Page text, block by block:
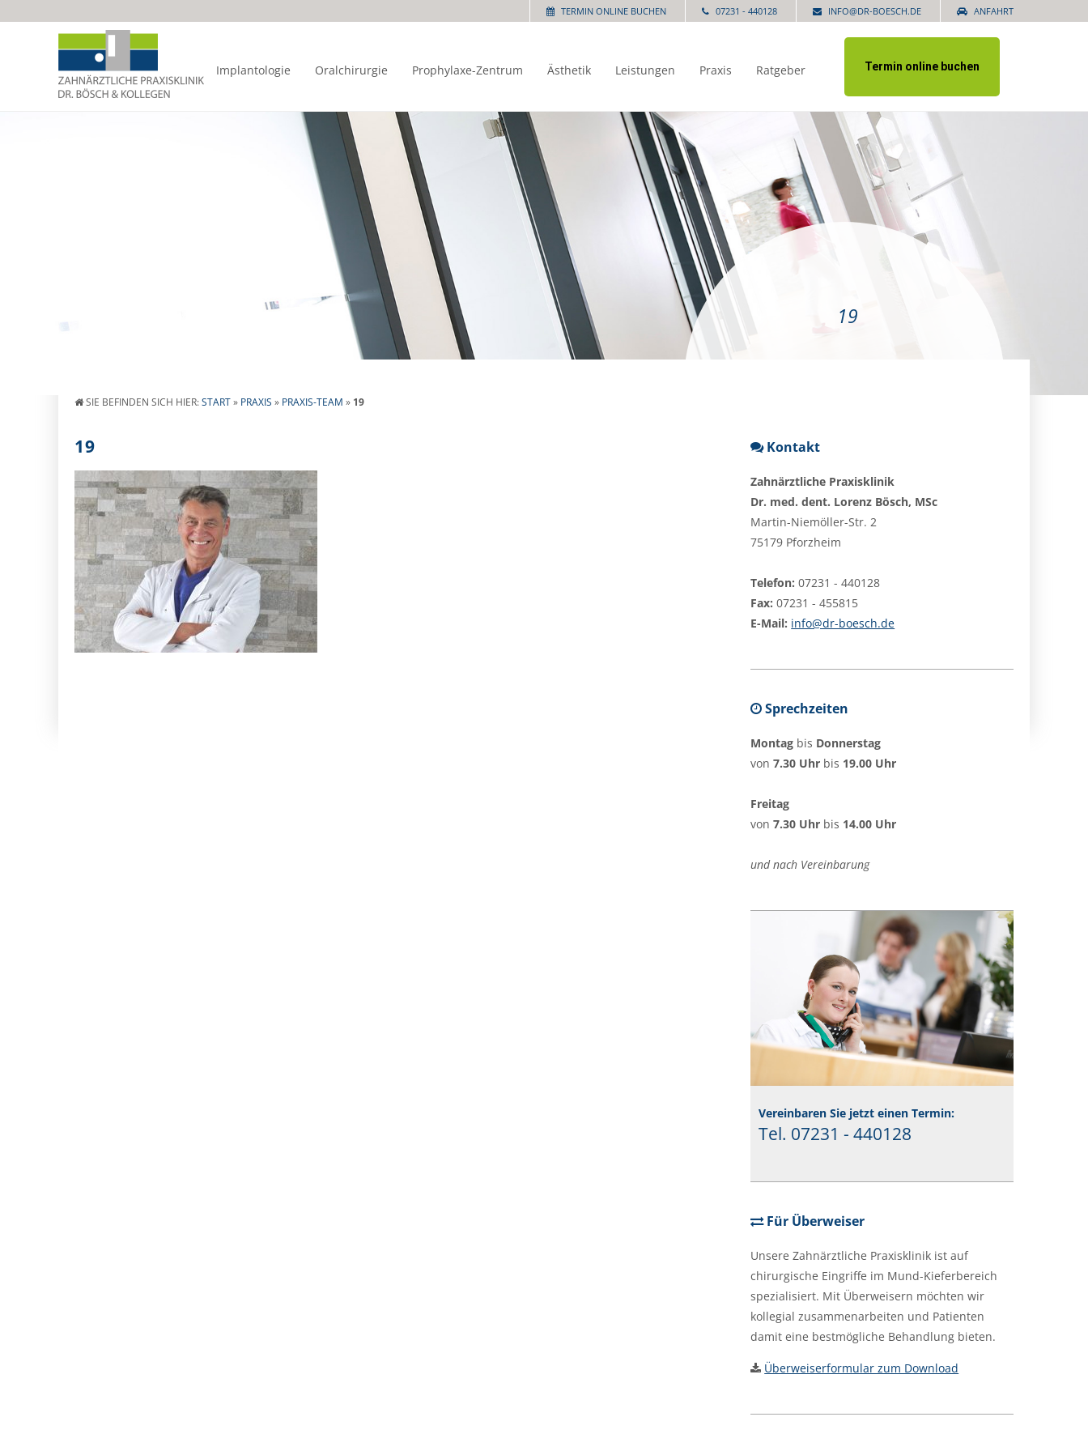
TERMIN ONLINE BUCHEN 07231 - 440128 INFO@DR-BOESCH.DE ANFAHRT
Implantologie Oralchirurgie Prophylaxe-Zentrum Ästhetik Leistungen Praxis Ratgeber Termin online buchen
19
SIE BEFINDEN SICH HIER:START» PRAXIS » PRAXIS-TEAM » 19
19 Kontakt
Zahnärztliche Praxisklinik
Dr. med. dent. Lorenz Bösch, MSc
Martin-Niemöller-Str. 2
75179 Pforzheim
Telefon: 07231 - 440128
Fax: 07231 - 455815
E-Mail: info@dr-boesch.de
Sprechzeiten
Montag bis Donnerstag
von7.30 Uhr bis 19.00 Uhr
Freitag
von7.30 Uhr bis 14.00 Uhr
und nach Vereinbarung
Vereinbaren Sie jetzt einen Termin:
Tel. 07231 - 440128
Für Überweiser
Unsere Zahnärztliche Praxisklinik ist auf
chirurgische Eingriffe im Mund-Kieferbereich
spezialisiert. Mit Überweisern möchten wir
kollegial zusammenarbeiten und Patienten
damit eine bestmögliche Behandlung bieten.
Überweiserformular zum Download